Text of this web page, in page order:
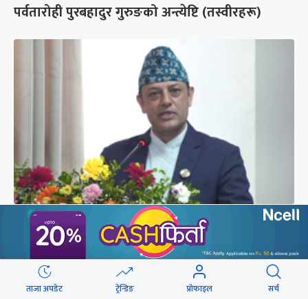
पर्वतारोही पुरबहादुर गुरुङको अन्त्येष्टि (तस्वीरहरू)
‘संसद्‍मा कालो चस्मा खोल्नू, बैठक चल्दा सेयर कारोबार
नगर्नू’
ताजा अपडेट ट्रेन्डिङ प्रोफाइल सर्च